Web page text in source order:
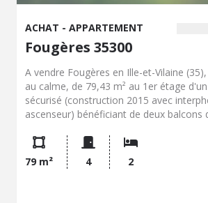
ACHAT - APPARTEMENT
Fougères 35300
A vendre Fougères en Ille-et-Vilaine
au calme, de 79,43 m² au 1er étage
sécurisé (construction 2015 avec
ascenseur) bénéficiant de deux balcons
des commerces, des écoles et des
compose de la manière suivante : une
séjour et cuisine, aménagée et équipée
cuisson, hotte, four, lave-vaisselle),
79 m² 4 2